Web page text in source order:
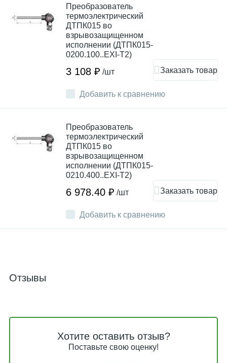
Добавить к сравнению
Преобразователь
термоэлектрический
ДТПК015 во
взрывозащищенном
исполнении (ДТПК015-
0200.100..EXI-Т2)
3 108 ₽ /шт Заказать товар
Добавить к сравнению
Преобразователь
термоэлектрический
ДТПК015 во
взрывозащищенном
исполнении (ДТПК015-
0210.400..EXI-Т2)
6 978.40 ₽ /шт Заказать товар
Отзывы
Хотите оставить отзыв?
Поставьте свою оценку!